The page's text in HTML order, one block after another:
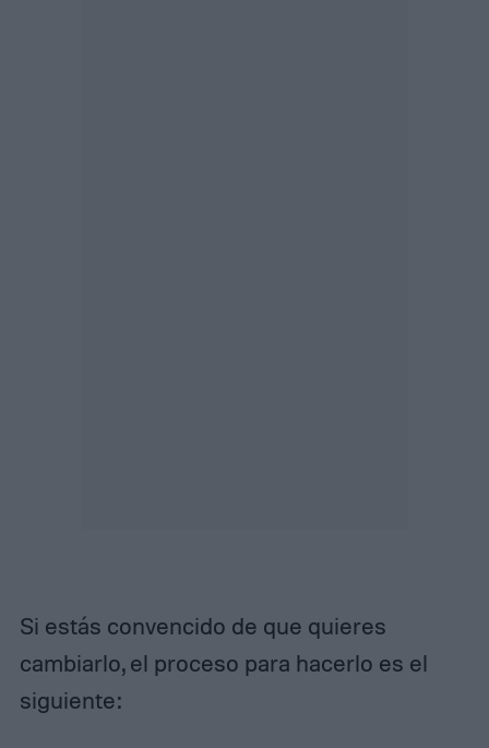
Si estás convencido de que quieres
cambiarlo, el proceso para hacerlo es el
siguiente: